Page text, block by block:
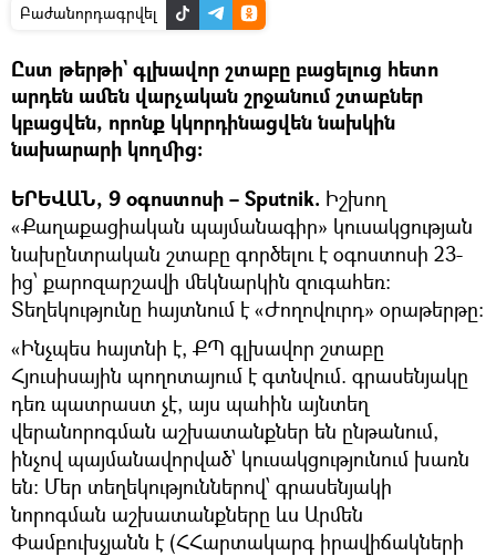
Բաժանորդագրվել
Ըստ թերթի` գլխավոր շտաբը բացելուց հետո
արդեն ամեն վարչական շրջանում շտաբներ
կբացվեն, որոնք կկորդինացվեն նախկին
նախարարի կողմից։
ԵՐԵՎԱՆ, 9 օգոստոսի – Sputnik. Իշխող
«Քաղաքացիական պայմանագիր» կուսակցության
նախընտրական շտաբը գործելու է օգոստոսի 23-
ից՝ քարոզարշավի մեկնարկին զուգահեռ:
Տեղեկությունը հայտնում է «Ժողովուրդ» օրաթերթը։
«Ինչպես հայտնի է, ՔՊ գլխավոր շտաբը
Հյուսիսային պողոտայում է գտնվում. գրասենյակը
դեռ պատրաստ չէ, այս պահին այնտեղ
վերանորոգման աշխատանքներ են ընթանում,
ինչով պայմանավորված՝ կուսակցությունում խառն
են: Մեր տեղեկություններով՝ գրասենյակի
նորոգման աշխատանքները ևս Արմեն
Փամբուխչյանն է (ՀՀարտակարգ իրավիճակների